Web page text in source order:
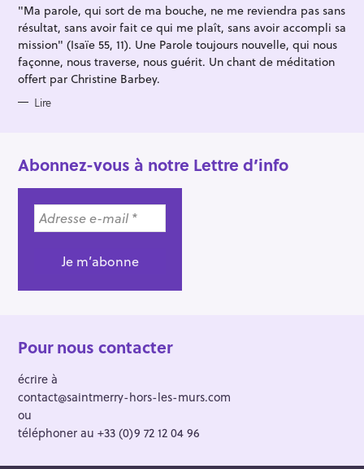
E
"Ma parole, qui sort de ma bouche, ne me reviendra pas sans
résultat, sans avoir fait ce qui me plaît, sans avoir accompli sa
mission" (Isaïe 55, 11). Une Parole toujours nouvelle, qui nous
façonne, nous traverse, nous guérit. Un chant de méditation
offert par Christine Barbey.
Lire
Abonnez-vous à notre Lettre d’info
Pour nous contacter
écrire à
contact@saintmerry-hors-les-murs.com
ou
téléphoner au +33 (0)9 72 12 04 96